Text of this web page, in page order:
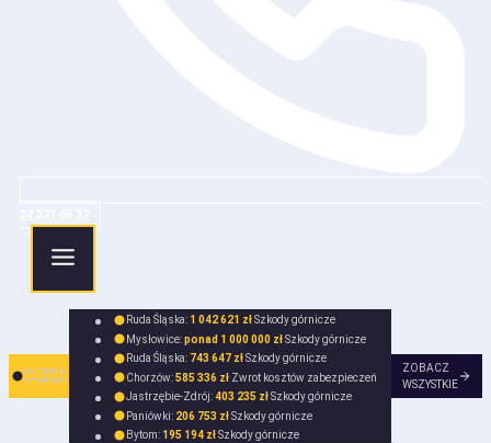
OSTATNIE
WYGRANE
Ruda Śląska: 1 042 621 złSzkody górnicze
Mysłowice:ponad 1 000 000 złSzkody górnicze
Ruda Śląska: 743 647 złSzkody górnicze
Chorzów:585 336 zł Zwrot kosztów zabezpieczeń
Jastrzębie-Zdrój:403 235 złSzkody górnicze
Paniówki: 206 753 złSzkody górnicze
Bytom: 195 194 złSzkody górnicze
ZOBACZ
WSZYSTKIE